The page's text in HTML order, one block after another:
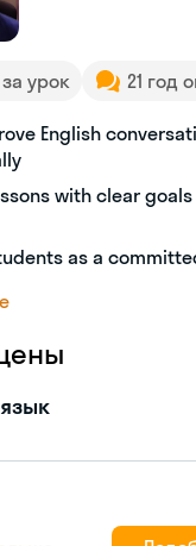
за урок 21 год
English
with clear
as a